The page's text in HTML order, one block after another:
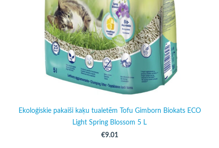
Ekoloģiskie pakaiši kaķu tualetēm Tofu Gimborn Biokats ECO
Light Spring Blossom 5 L
€9.01